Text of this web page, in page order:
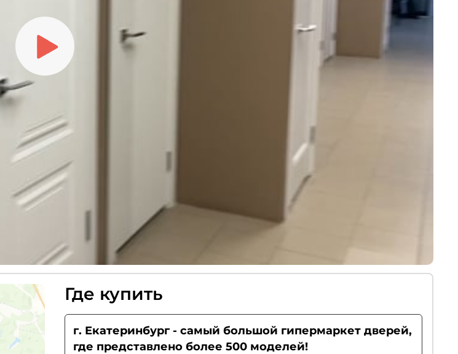
Где купить
г. Екатеринбург - самый большой гипермаркет дверей,
где представлено более 500 моделей!